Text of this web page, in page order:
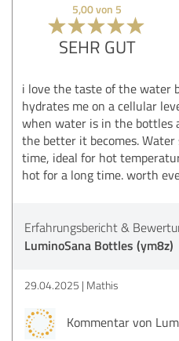
5,00 von 5
SEHR GUT
i love the taste of the water
hydrates me on a cellular
when water is in the bottles
the better it becomes.
time, ideal for hot
hot for a long time. worth
Erfahrungsbericht &
LuminoSana Bottles (ym8z)
29.04.2025 Mathis
Kommentar von